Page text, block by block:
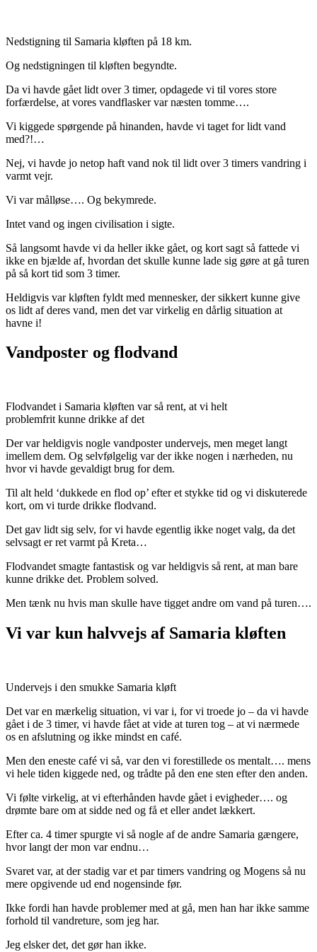
Nedstigning til Samaria kløften på 18 km.
Og nedstigningen til kløften begyndte.
Da vi havde gået lidt over 3 timer, opdagede vi til vores store
forfærdelse, at vores vandflasker var næsten tomme….
Vi kiggede spørgende på hinanden, havde vi taget for lidt vand
med?!…
Nej, vi havde jo netop haft vand nok til lidt over 3 timers vandring i
varmt vejr.
Vi var målløse…. Og bekymrede.
Intet vand og ingen civilisation i sigte.
Så langsomt havde vi da heller ikke gået, og kort sagt så fattede vi
ikke en bjælde af, hvordan det skulle kunne lade sig gøre at gå turen
på så kort tid som 3 timer.
Heldigvis var kløften fyldt med mennesker, der sikkert kunne give
os lidt af deres vand, men det var virkelig en dårlig situation at
havne i!
Vandposter og flodvand
Flodvandet i Samaria kløften var så rent, at vi helt
problemfrit kunne drikke af det
Der var heldigvis nogle vandposter undervejs, men meget langt
imellem dem. Og selvfølgelig var der ikke nogen i nærheden, nu
hvor vi havde gevaldigt brug for dem.
Til alt held ‘dukkede en flod op’ efter et stykke tid og vi diskuterede
kort, om vi turde drikke flodvand.
Det gav lidt sig selv, for vi havde egentlig ikke noget valg, da det
selvsagt er ret varmt på Kreta…
Flodvandet smagte fantastisk og var heldigvis så rent, at man bare
kunne drikke det. Problem solved.
Men tænk nu hvis man skulle have tigget andre om vand på turen….
Vi var kun halvvejs af Samaria kløften
Undervejs i den smukke Samaria kløft
Det var en mærkelig situation, vi var i, for vi troede jo – da vi havde
gået i de 3 timer, vi havde fået at vide at turen tog – at vi nærmede
os en afslutning og ikke mindst en café.
Men den eneste café vi så, var den vi forestillede os mentalt…. mens
vi hele tiden kiggede ned, og trådte på den ene sten efter den anden.
Vi følte virkelig, at vi efterhånden havde gået i evigheder…. og
drømte bare om at sidde ned og få et eller andet lækkert.
Efter ca. 4 timer spurgte vi så nogle af de andre Samaria gængere,
hvor langt der mon var endnu…
Svaret var, at der stadig var et par timers vandring og Mogens så nu
mere opgivende ud end nogensinde før.
Ikke fordi han havde problemer med at gå, men han har ikke samme
forhold til vandreture, som jeg har.
Jeg elsker det, det gør han ikke.